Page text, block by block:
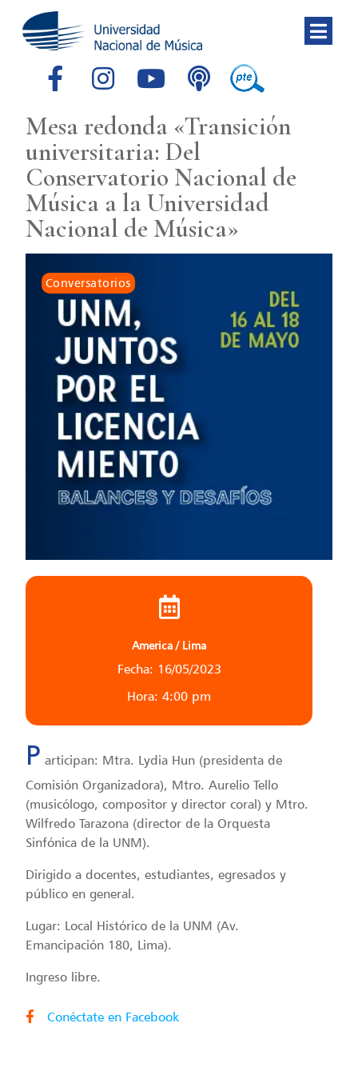
Mesa redonda «Transición
universitaria: Del
Conservatorio Nacional de
Música a la Universidad
Nacional de Música»
Conversatorios
America / Lima
Fecha: 16/05/2023
Hora: 4:00 pm
P articipan: Mtra. Lydia Hun (presidenta de
Comisión Organizadora), Mtro. Aurelio Tello
(musicólogo, compositor y director coral) y Mtro.
Wilfredo Tarazona (director de la Orquesta
Sinfónica de la UNM).
Dirigido a docentes, estudiantes, egresados y
público en general.
Lugar: Local Histórico de la UNM (Av.
Emancipación 180, Lima).
Ingreso libre.
Conéctate en Facebook